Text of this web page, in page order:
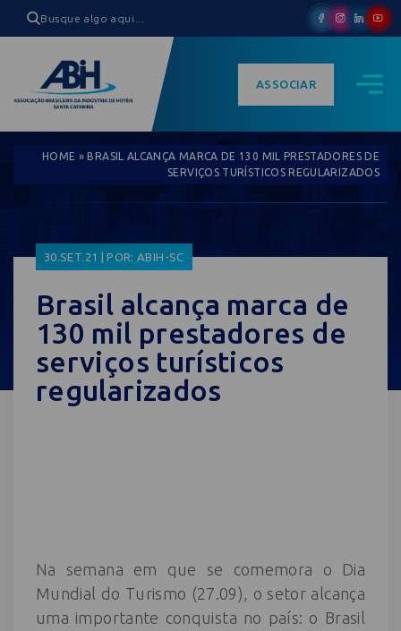
ASSOCIAR
HOME »BRASIL ALCANÇA MARCA DE 130 MIL PRESTADORES DE
SERVIÇOS TURÍSTICOS REGULARIZADOS
30.SET.21 | POR: ABIH-SC
Brasil alcança marca de
130 mil prestadores de
serviços turísticos
regularizados
Na semana em que se comemora o Dia
Mundial do Turismo (27.09), o setor alcança
uma importante conquista no país: o Brasil